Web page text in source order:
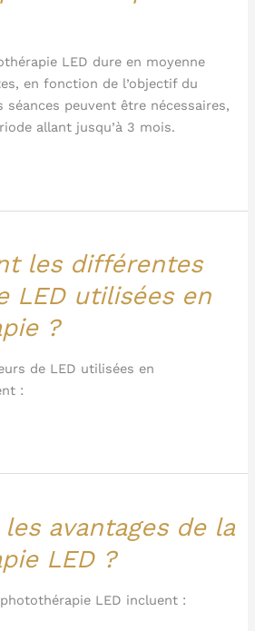
LED dure en moyenne
en fonction de l’objectif du
peuvent être nécessaires,
allant jusqu’à 3 mois.
les différentes
LED utilisées en
?
de LED utilisées en
:
avantages de la
LED ?
LED incluent :